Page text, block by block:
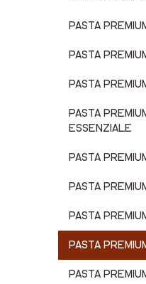
PASTA
PASTA
PASTA
PASTA
ESSENZIALE
PASTA
PASTA
PASTA
PASTA
PASTA